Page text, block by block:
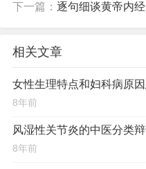
陈老师QQ/微信( xjxxdcls )
~~~~~~
下一篇： 逐句细谈黄帝内
相关文章
女性生理特点和妇科病原
8年前
风湿性关节炎的中医分类
8年前